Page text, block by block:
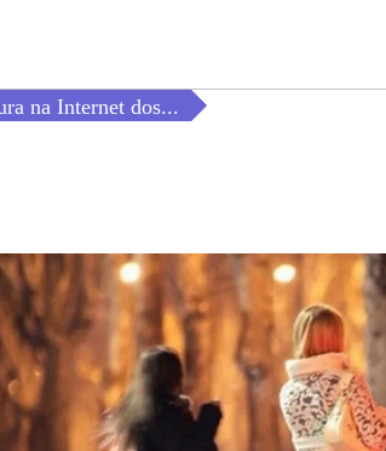
na Internet dos...